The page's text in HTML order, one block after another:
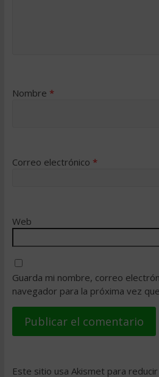
Nombre *
Correo electrónico *
Web
Guarda mi nombre, correo
navegador para la próxima vez
Este sitio usa Akismet para